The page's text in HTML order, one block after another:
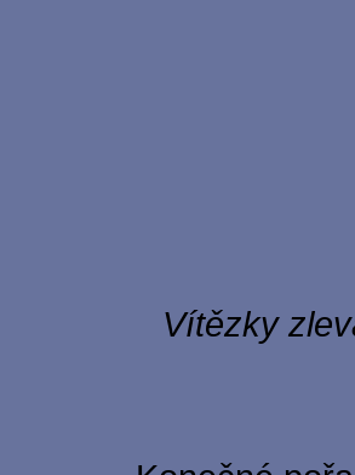
Vítězky